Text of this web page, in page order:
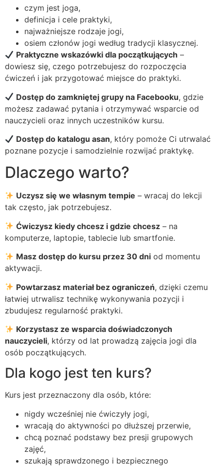
czym jest joga,
definicja i cele praktyki,
najważniejsze rodzaje jogi,
osiem członów jogi według tradycji klasycznej.
Praktyczne wskazówki dla początkujących –
dowiesz się, czego potrzebujesz do rozpoczęcia
ćwiczeń i jak przygotować miejsce do praktyki.
Dostęp do zamkniętej grupy na Facebooku, gdzie
możesz zadawać pytania i otrzymywać wsparcie od
nauczycieli oraz innych uczestników kursu.
Dostęp do katalogu asan, który pomoże Ci utrwalać
poznane pozycje i samodzielnie rozwijać praktykę.
Dlaczego warto?
Uczysz się we własnym tempie – wracaj do lekcji
tak często, jak potrzebujesz.
Ćwiczysz kiedy chcesz i gdzie chcesz – na
komputerze, laptopie, tablecie lub smartfonie.
Masz dostęp do kursu przez 30 dni od momentu
aktywacji.
Powtarzasz materiał bez ograniczeń, dzięki czemu
łatwiej utrwalisz technikę wykonywania pozycji i
zbudujesz regularność praktyki.
Korzystasz ze wsparcia doświadczonych
nauczycieli, którzy od lat prowadzą zajęcia jogi dla
osób początkujących.
Dla kogo jest ten kurs?
Kurs jest przeznaczony dla osób, które:
nigdy wcześniej nie ćwiczyły jogi,
wracają do aktywności po dłuższej przerwie,
chcą poznać podstawy bez presji grupowych
zajęć,
szukają sprawdzonego i bezpiecznego